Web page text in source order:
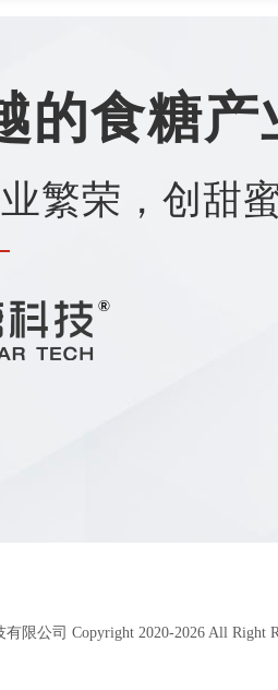
的食糖
繁荣，创甜
有限公司 Copyright 2020-2026 All Right